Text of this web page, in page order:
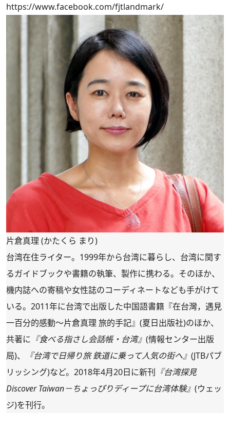
https://www.facebook.com/fjtlandmark/
片倉真理 (かたくら まり)
台湾在住ライター。1999年から台湾に暮らし、台湾に関す
るガイドブックや書籍の執筆、製作に携わる。そのほか、
機内誌への寄稿や女性誌のコーディネートなども手がけて
いる。2011年に台湾で出版した中国語書籍『在台灣，遇見
一百分的感動～片倉真理 旅的手記』(夏日出版社)のほか、
共著に 『食べる指さし会話帳・台湾』 (情報センター出版
局)、
『台湾で日帰り旅 鉄道に乗って人気の街へ』 (JTBパブ
リッシング)など。2018年4月20日に新刊 『台湾探見
Discover Taiwan－ちょっぴりディープに台湾体験』 (ウェッ
ジ)を刊行。